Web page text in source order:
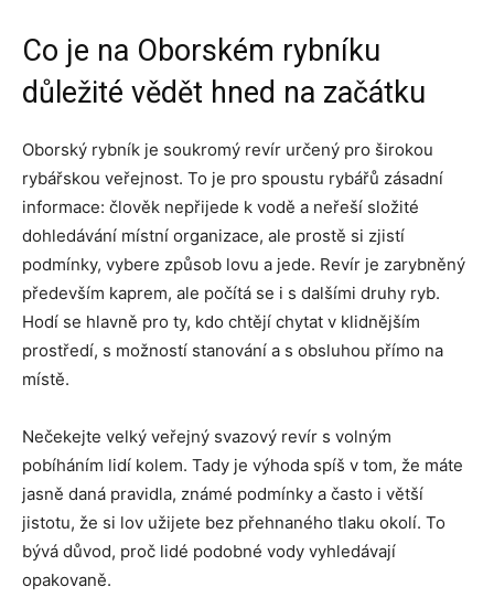
Co je na Oborském rybníku
důležité vědět hned na začátku
Oborský rybník je soukromý revír určený pro širokou
rybářskou veřejnost. To je pro spoustu rybářů zásadní
informace: člověk nepřijede k vodě a neřeší složité
dohledávání místní organizace, ale prostě si zjistí
podmínky, vybere způsob lovu a jede. Revír je zarybněný
především kaprem, ale počítá se i s dalšími druhy ryb.
Hodí se hlavně pro ty, kdo chtějí chytat v klidnějším
prostředí, s možností stanování a s obsluhou přímo na
místě.
Nečekejte velký veřejný svazový revír s volným
pobíháním lidí kolem. Tady je výhoda spíš v tom, že máte
jasně daná pravidla, známé podmínky a často i větší
jistotu, že si lov užijete bez přehnaného tlaku okolí. To
bývá důvod, proč lidé podobné vody vyhledávají
opakovaně.